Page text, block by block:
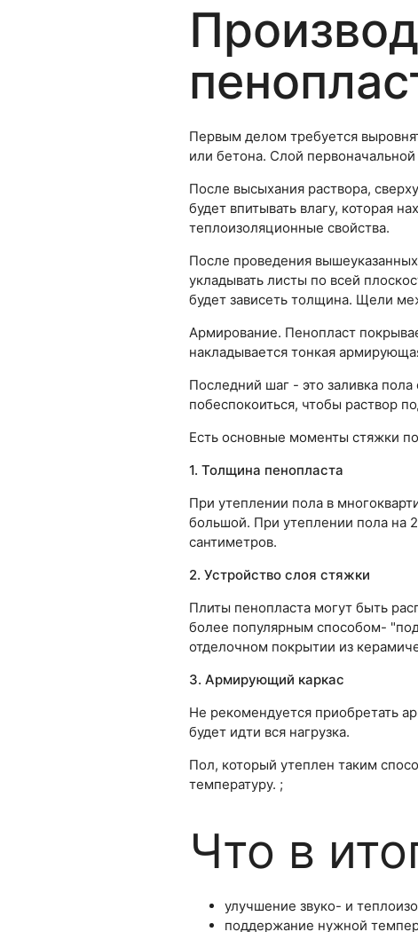
Первым делом требуется
или бетона. Слой
После высыхания раствора,
будет впитывать влагу, которая
теплоизоляционные свойства.
После проведения
укладывать листы по всей
будет зависеть толщина. Щели
Армирование. Пенопласт
накладывается тонкая
Последний шаг - это заливка
побеспокоиться, чтобы раствор
Есть основные моменты стяжки
1. Толщина пенопласта
При утеплении пола в
большой. При утеплении пола на
сантиметров.
2. Устройство слоя стяжки
Плиты пенопласта могут быть
более популярным способом-
отделочном покрытии из
3. Армирующий каркас
Не рекомендуется приобретать
будет идти вся нагрузка.
Пол, который утеплен таким
температуру. ;
Что в
улучшение звуко- и
поддержание нужной